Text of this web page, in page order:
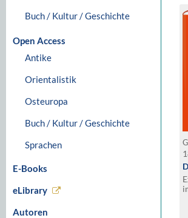
Buch / Kultur / Geschichte
Open Access
Antike
Orientalistik
Osteuropa
Buch / Kultur / Geschichte
Sprachen
E-Books
eLibrary
Autoren